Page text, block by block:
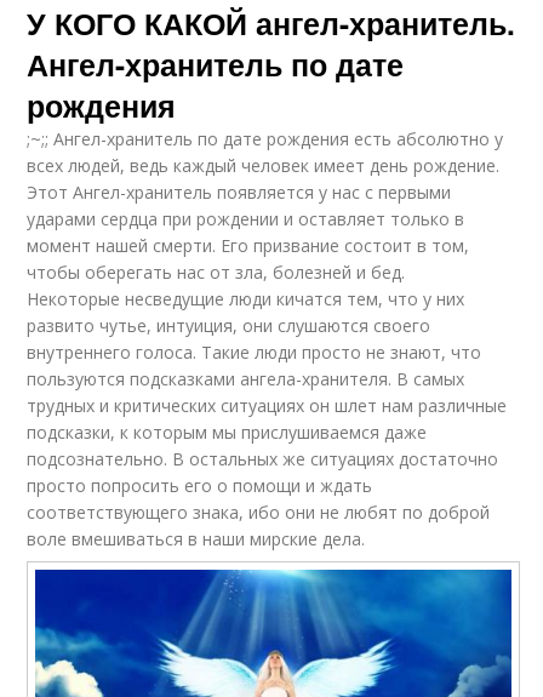
У КОГО КАКОЙ ангел-хранитель.
Ангел-хранитель по дате
рождения
;~;; Ангел-хранитель по дате рождения есть абсолютно у
всех людей, ведь каждый человек имеет день рождение.
Этот Ангел-хранитель появляется у нас с первыми
ударами сердца при рождении и оставляет только в
момент нашей смерти. Его призвание состоит в том,
чтобы оберегать нас от зла, болезней и бед.
Некоторые несведущие люди кичатся тем, что у них
развито чутье, интуиция, они слушаются своего
внутреннего голоса. Такие люди просто не знают, что
пользуются подсказками ангела-хранителя. В самых
трудных и критических ситуациях он шлет нам различные
подсказки, к которым мы прислушиваемся даже
подсознательно. В остальных же ситуациях достаточно
просто попросить его о помощи и ждать
соответствующего знака, ибо они не любят по доброй
воле вмешиваться в наши мирские дела.